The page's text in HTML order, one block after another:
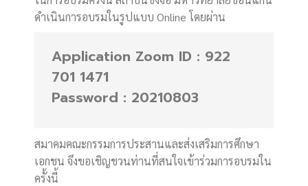
ดำเนินการอบรมในรูปแบบ Online โดยผ่าน
Application Zoom ID : 922
701 1471
Password : 20210803
สมาคมคณะกรรมการประสานและส่งเสริมการศึกษา
เอกชน จึงขอเชิญชวนท่านที่สนใจเข้าร่วมการอบรมใน
ครั้งนี้